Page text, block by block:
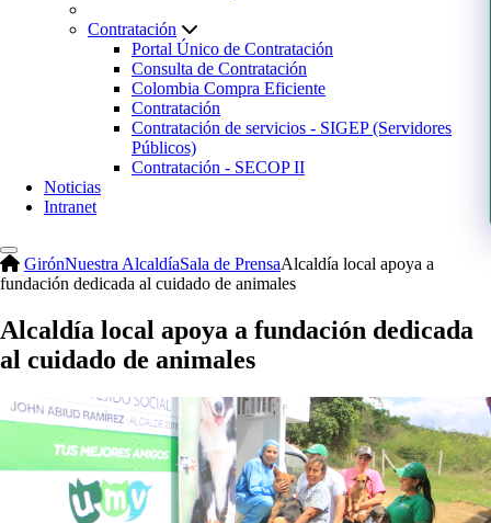
Contratación
Portal Único de Contratación
Consulta de Contratación
Colombia Compra Eficiente
Contratación
Contratación de servicios - SIGEP (Servidores
Públicos)
Contratación - SECOP II
Noticias
Intranet
GirónNuestra AlcaldíaSala de PrensaAlcaldía local apoya a
fundación dedicada al cuidado de animales
Alcaldía local apoya a fundación dedicada
al cuidado de animales